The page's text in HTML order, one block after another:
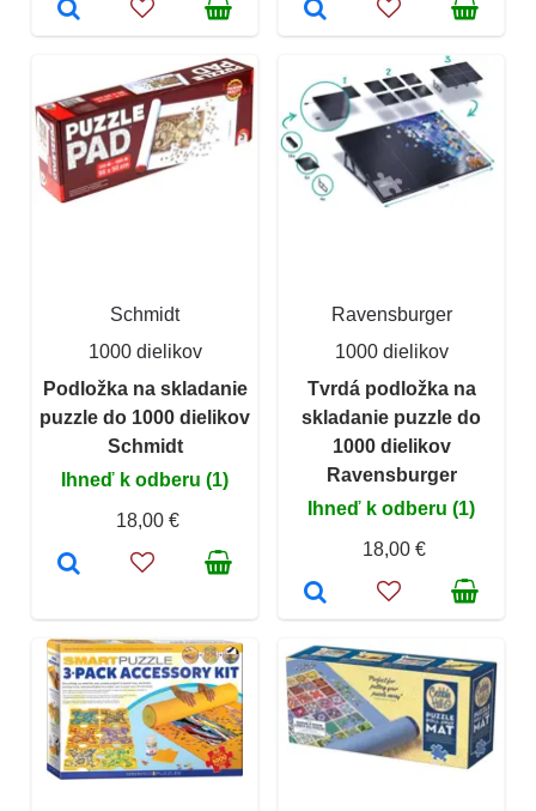
Schmidt
1000 dielikov
Podložka na skladanie
puzzle do 1000 dielikov
Schmidt
Ihneď k odberu (1)
18,00 €
Ravensburger
1000 dielikov
Tvrdá podložka na
skladanie puzzle do
1000 dielikov
Ravensburger
Ihneď k odberu (1)
18,00 €